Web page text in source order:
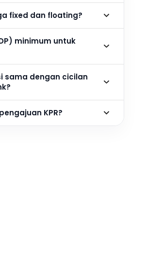
fixed dan floating?
minimum untuk
sama dengan cicilan
KPR?